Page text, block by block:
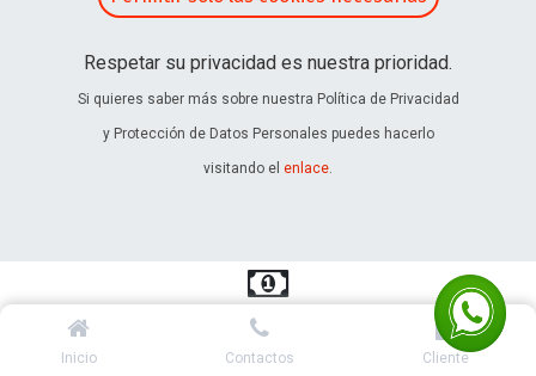
Rentable
Inicio Contactos Cliente
Respetar su privacidad es nuestra prioridad.
Si quieres saber más sobre nuestra Política de Privacidad
y Protección de Datos Personales puedes hacerlo
visitando el enlace